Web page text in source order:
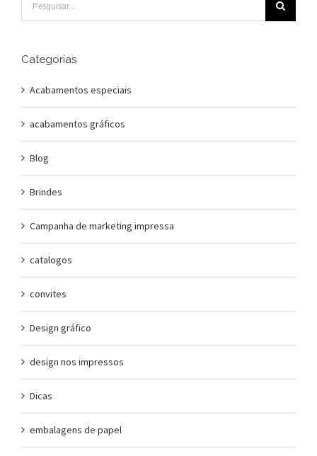
resultados
Categorias
Acabamentos especiais
acabamentos gráficos
Blog
Brindes
Campanha de marketing impressa
catalogos
convites
Design gráfico
design nos impressos
Dicas
embalagens de papel